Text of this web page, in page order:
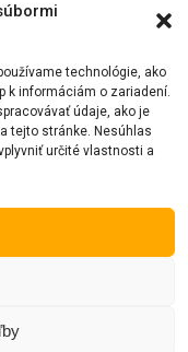
technológie, ako
k informáciám o zariadení.
údaje, ako je
tejto stránke. Nesúhlas
určité vlastnosti a
by SKT Themes